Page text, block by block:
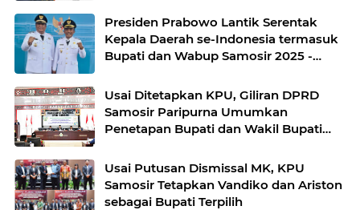
Presiden Prabowo Lantik Serentak
Kepala Daerah se-Indonesia termasuk
Bupati dan Wabup Samosir 2025 -
Usai Ditetapkan KPU, Giliran DPRD
Samosir Paripurna Umumkan
Penetapan Bupati dan Wakil Bupati
Usai Putusan Dismissal MK, KPU
Samosir Tetapkan Vandiko dan Ariston
sebagai Bupati Terpilih